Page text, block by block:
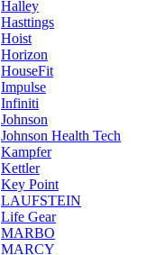
Halley
Hasttings
Hoist
Horizon
HouseFit
Impulse
Infiniti
Johnson
Johnson Health Tech
Kampfer
Kettler
Key Point
LAUFSTEIN
Life Gear
MARBO
MARCY